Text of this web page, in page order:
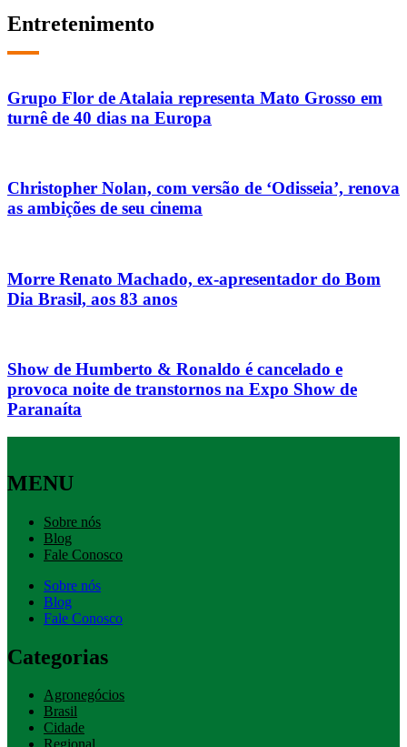
Entretenimento
Grupo Flor de Atalaia representa Mato Grosso em
turnê de 40 dias na Europa
Christopher Nolan, com versão de ‘Odisseia’, renova
as ambições de seu cinema
Morre Renato Machado, ex-apresentador do Bom
Dia Brasil, aos 83 anos
Show de Humberto & Ronaldo é cancelado e
provoca noite de transtornos na Expo Show de
Paranaíta
MENU
Sobre nós
Blog
Fale Conosco
Sobre nós
Blog
Fale Conosco
Categorias
Agronegócios
Brasil
Cidade